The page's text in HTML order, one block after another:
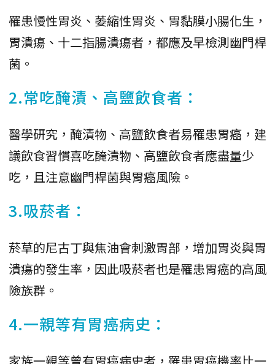
罹患慢性胃炎、萎縮性胃炎、胃黏膜小腸化生，
胃潰瘍、十二指腸潰瘍者，都應及早檢測幽門桿
菌。
2.常吃醃漬、高鹽飲食者：
醫學研究，醃漬物、高鹽飲食者易罹患胃癌，建
議飲食習慣喜吃醃漬物、高鹽飲食者應盡量少
吃，且注意幽門桿菌與胃癌風險。
3.吸菸者：
菸草的尼古丁與焦油會刺激胃部，增加胃炎與胃
潰瘍的發生率，因此吸菸者也是罹患胃癌的高風
險族群。
4.一親等有胃癌病史：